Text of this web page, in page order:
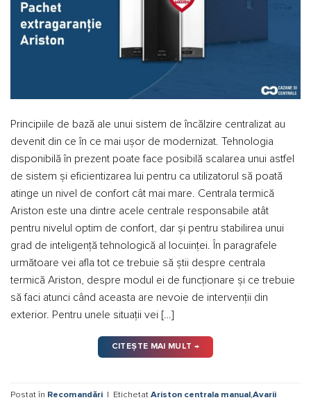
Principiile de bază ale unui sistem de încălzire centralizat au
devenit din ce în ce mai ușor de modernizat. Tehnologia
disponibilă în prezent poate face posibilă scalarea unui astfel
de sistem și eficientizarea lui pentru ca utilizatorul să poată
atinge un nivel de confort cât mai mare. Centrala termică
Ariston este una dintre acele centrale responsabile atât
pentru nivelul optim de confort, dar și pentru stabilirea unui
grad de inteligență tehnologică al locuinței. În paragrafele
următoare vei afla tot ce trebuie să știi despre centrala
termică Ariston, despre modul ei de funcționare și ce trebuie
să faci atunci când aceasta are nevoie de intervenții din
exterior. Pentru unele situații vei […]
CITEȘTE MAI MULT →
Postat în Recomandări | Etichetat Ariston centrala manual,Avarii